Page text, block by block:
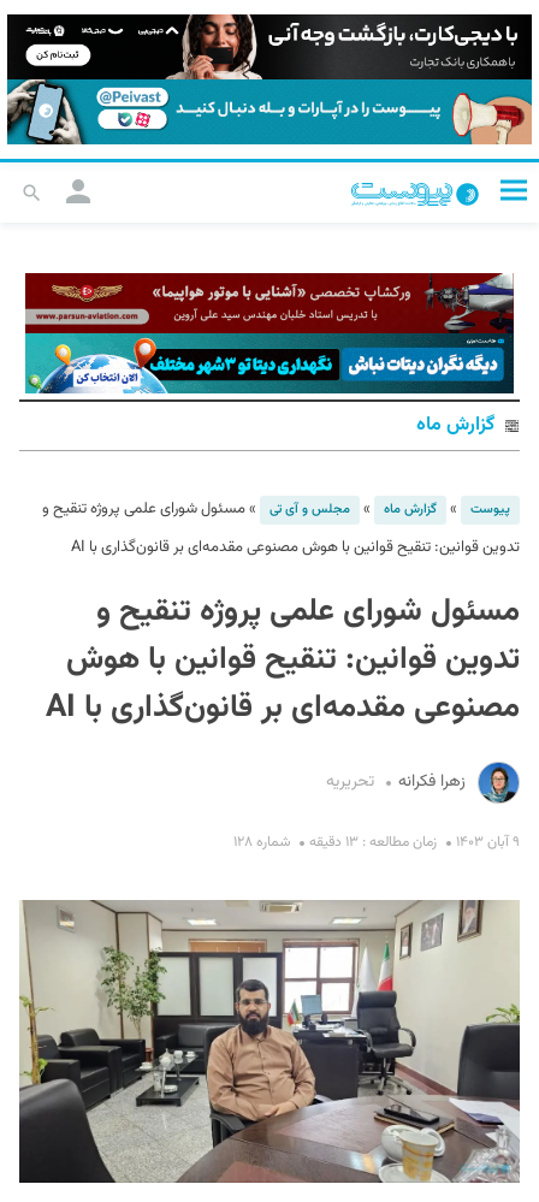
گزارش ماه
پیوست » گزارش ماه » مجلس و آی تی »مسئول شورای علمی پروژه تنقیح و
تدوین قوانین: تنقیح قوانین با هوش مصنوعی مقدمه‌ای بر قانون‌گذاری با AI
مسئول شورای علمی پروژه تنقیح و
تدوین قوانین: تنقیح قوانین با هوش
مصنوعی مقدمه‌ای بر قانون‌گذاری با AI
زهرا فکرانه تحریریه
۹ آبان ۱۴۰۳ زمان مطالعه : ۱۳ دقیقه شماره ۱۲۸